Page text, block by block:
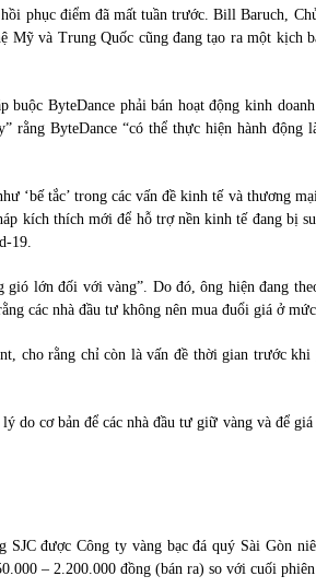
phục điểm đã mất tuần trước. Bill Baruch,
Mỹ và Trung Quốc cũng đang tạo ra một kịch
ByteDance phải bán hoạt động kinh
rằng ByteDance “có thể thực hiện hành động
‘bế tắc’ trong các vấn đề kinh tế và thương
kích thích mới để hỗ trợ nền kinh tế đang bị
19.
gió lớn đối với vàng”. Do đó, ông hiện đang
các nhà đầu tư không nên mua đuổi giá ở mức
cho rằng chỉ còn là vấn đề thời gian trước
cơ bản để các nhà đầu tư giữ vàng và để giá
được Công ty vàng bạc đá quý Sài Gòn
– 2.200.000 đồng (bán ra) so với cuối phiên